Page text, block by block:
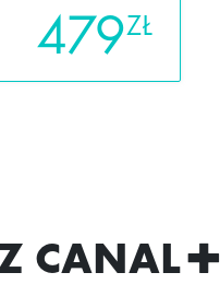
479ZŁ
CANAL+